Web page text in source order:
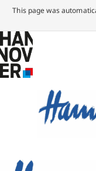
This page was